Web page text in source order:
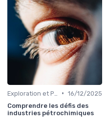
• 16/12/2025
Comprendre les défis des
industries pétrochimiques